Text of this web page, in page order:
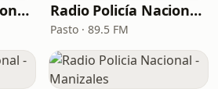
Radio Policía Nacional - Santa Marta Radio Policía Nacional - Pasto
Pasto · 89.5 FM